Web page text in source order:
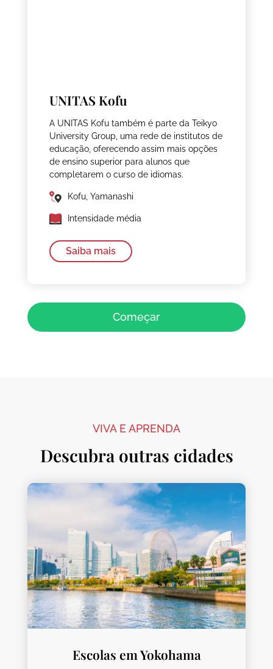
UNITAS Kofu
A UNITAS Kofu também é parte da Teikyo
University Group, uma rede de institutos de
educação, oferecendo assim mais opções
de ensino superior para alunos que
completarem o curso de idiomas.
Kofu, Yamanashi
Intensidade média
Saiba mais
Começar
VIVA E APRENDA
Descubra outras cidades
Escolas em Yokohama